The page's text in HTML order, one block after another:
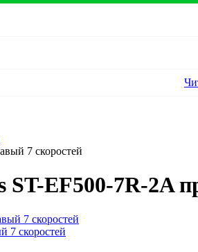
7 скоростей
EF500-7R-2A